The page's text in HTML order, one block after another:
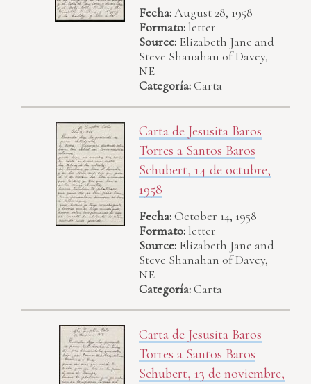
Fecha:August 28, 1958
Formato: letter
Source: Elizabeth Jane and
Steve Shanahan of Davey,
NE
Categoría:Carta
Carta de Jesusita Baros
Torres a Santos Baros
Schubert, 14 de octubre,
1958
Fecha:October 14, 1958
Formato: letter
Source: Elizabeth Jane and
Steve Shanahan of Davey,
NE
Categoría:Carta
Carta de Jesusita Baros
Torres a Santos Baros
Schubert, 13 de noviembre,